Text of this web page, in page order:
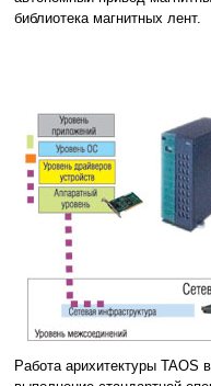
библиотека магнитных лент.
Работа арихитектуры TAOS